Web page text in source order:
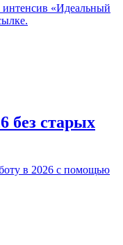
интенсив «Идеальный
без старых
в 2026 с помощью